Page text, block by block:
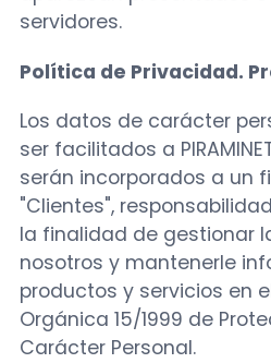
servidores.
Política de Privacidad.
Los datos de carácter
ser facilitados a
serán incorporados a un
"Clientes", responsabilidad
la finalidad de gestionar
nosotros y mantenerle
productos y servicios en
Orgánica 15/1999 de
Carácter Personal.